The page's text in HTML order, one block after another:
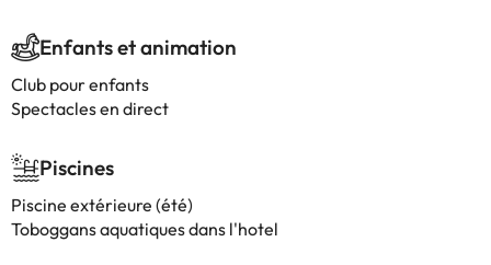
Enfants et animation
Club pour enfants
Spectacles en direct
Piscines
Piscine extérieure (été)
Toboggans aquatiques dans l'hotel